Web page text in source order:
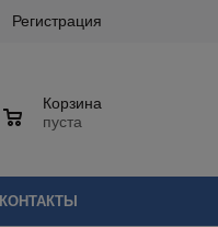
Регистрация
Корзина
пуста
КОНТАКТЫ